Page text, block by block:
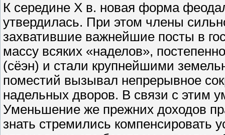
К середине X в. новая форма
утвердилась. При этом члены
захватившие важнейшие посты в
массу всяких «наделов»,
(сёэн) и стали крупнейшими
поместий вызывал непрерывное
надельных дворов. В связи с этим
Уменьшение же прежних доходов
знать стремились компенсировать